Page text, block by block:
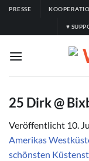
Zum
springen
PRESSE
♥
25 Dirk @
Veröffentlicht 10.
Amerikas
schönsten